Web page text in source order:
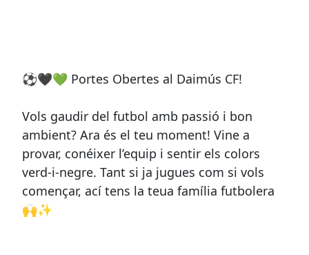
⚽🖤💚 Portes Obertes al Daimús CF!
Vols gaudir del futbol amb passió i bon
ambient? Ara és el teu moment! Vine a
provar, conéixer l’equip i sentir els colors
verd-i-negre. Tant si ja jugues com si vols
començar, ací tens la teua família futbolera
🙌✨